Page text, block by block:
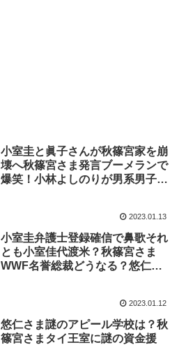
小室圭と眞子さんが秋篠宮家を崩
壊へ秋篠宮さま発言ブーメランで
爆笑！小林よしのりが男系男子の
2023.01.13
小室圭弁護士登録確信で鼻歌それ
とも小室佳代渡米？秋篠宮さま
WWF名誉総裁どうなる？悠仁さ
2023.01.12
悠仁さま謎のアピール学校は？秋
篠宮さまタイ王室に謎の資金援